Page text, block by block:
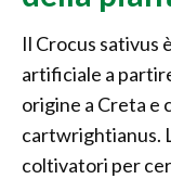
Il Crocus sativus
artificiale a
origine a Creta e
cartwrightianus.
coltivatori per